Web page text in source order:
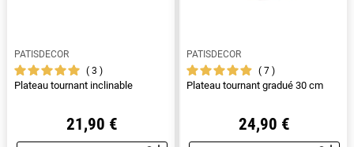
PATISDECOR
3
Plateau tournant inclinable
21,90 €
PATISDECOR
7
Plateau tournant gradué 30 cm
24,90 €